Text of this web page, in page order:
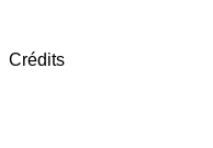
Crédits